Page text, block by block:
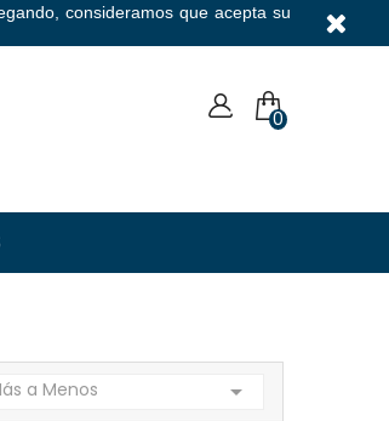
consideramos que acepta su
Moneda
0
a Menos 